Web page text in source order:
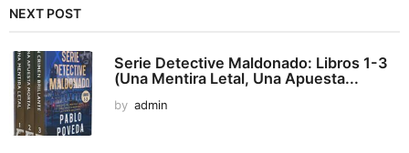
NEXT POST
Serie Detective Maldonado: Libros 1-3
(Una Mentira Letal, Una Apuesta...
by admin